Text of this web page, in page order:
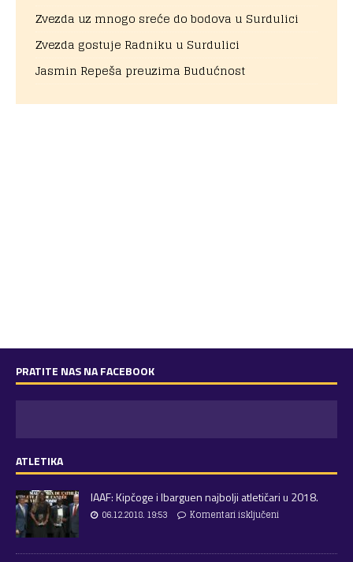
Zvezda uz mnogo sreće do bodova u Surdulici
Zvezda gostuje Radniku u Surdulici
Jasmin Repeša preuzima Budućnost
PRATITE NAS NA FACEBOOK
ATLETIKA
IAAF: Kipčoge i Ibarguen najbolji atletičari u 2018.
06.12.2018. 19:53 Komentari isključeni